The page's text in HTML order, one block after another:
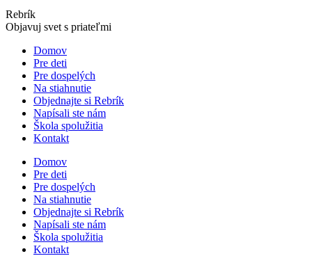
Rebrík
Objavuj svet s priateľmi
Domov
Pre deti
Pre dospelých
Na stiahnutie
Objednajte si Rebrík
Napísali ste nám
Škola spolužitia
Kontakt
Domov
Pre deti
Pre dospelých
Na stiahnutie
Objednajte si Rebrík
Napísali ste nám
Škola spolužitia
Kontakt